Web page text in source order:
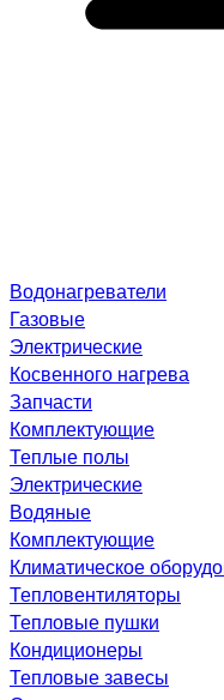
Водонагреватели
Газовые
Электрические
Косвенного нагрева
Запчасти
Комплектующие
Теплые полы
Электрические
Водяные
Комплектующие
Климатическое
Тепловентиляторы
Тепловые пушки
Кондиционеры
Тепловые завесы